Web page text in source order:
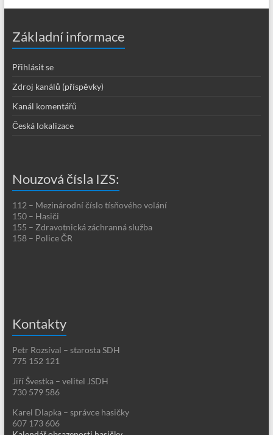
Základní informace
Přihlásit se
Zdroj kanálů (příspěvky)
Kanál komentářů
Česká lokalizace
Nouzová čísla IZS:
112 – Mezinárodní číslo tísňového volání
150 – Hasiči
155 – Zdravotnická záchranná služba
158 – Police ČR
Kontakty
Petr Rozsíval – starosta SDH
775 152 121
Jiří Švestka – velitel JSDH
730 579 586
Karel Dlapka – správce hasičky
607 173 606